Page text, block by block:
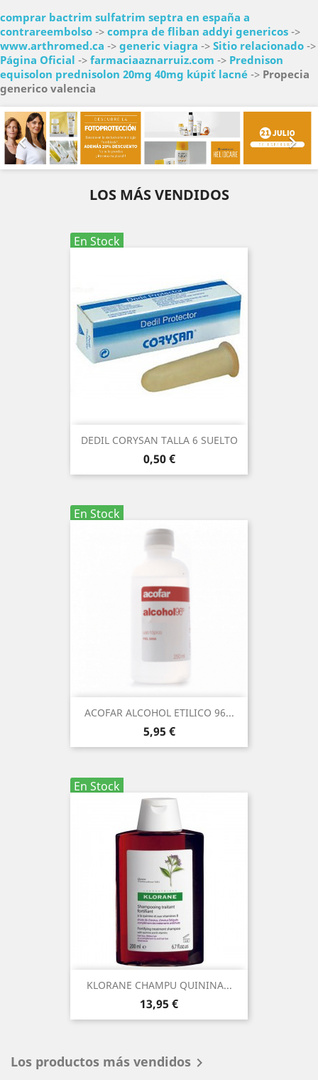
comprar bactrim sulfatrim septra en españa a
contrareembolso -> compra de fliban addyi genericos ->
www.arthromed.ca -> generic viagra -> Sitio relacionado ->
Página Oficial -> farmaciaaznarruiz.com -> Prednison
equisolon prednisolon 20mg 40mg kúpiť lacné -> Propecia
generico valencia

Anterior

LOS MÁS VENDIDOS
En Stock
DEDIL CORYSAN TALLA 6 SUELTO
Precio
0,50 €
En Stock
ACOFAR ALCOHOL ETILICO 96...
Precio
5,95 €
En Stock
KLORANE CHAMPU QUININA...
Precio
13,95 €
Los productos más vendidos 